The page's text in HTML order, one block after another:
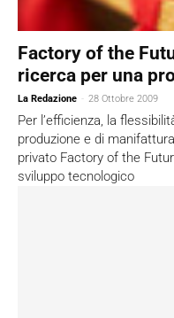
Factory of the
ricerca per una
La Redazione - 28 Ottobre 2009
Per l’efficienza, la flessibilità e la sostenibilità dei sistemi
produzione e di
privato Factory of the
sviluppo tecnologico